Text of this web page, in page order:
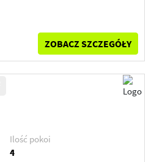
ZOBACZ SZCZEGÓŁY
Ilość pokoi
4